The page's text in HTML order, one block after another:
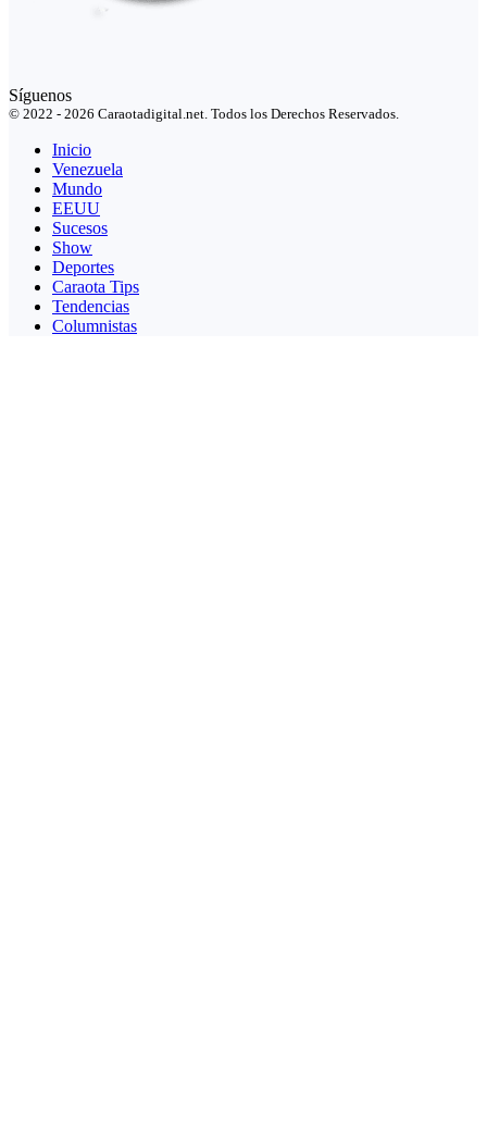
Síguenos
© 2022 - 2026 Caraotadigital.net. Todos los Derechos Reservados.
Inicio
Venezuela
Mundo
EEUU
Sucesos
Show
Deportes
Caraota Tips
Tendencias
Columnistas